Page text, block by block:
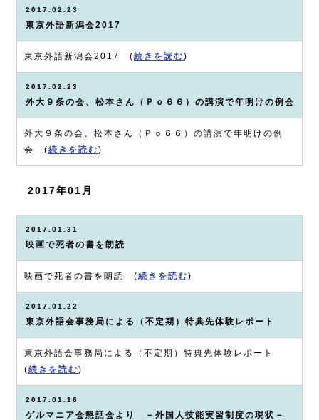
2017.02.23
東京外語新潟会2017
東京外語新潟会2017 ( 続きを読む )
2017.02.23
外大９条の会、松本さん（Ｐｏ６６）の講演で年明けの例会
外大９条の会、松本さん（Ｐｏ６６）の講演で年明けの例
会 ( 続きを読む )
2017年01月
2017.01.31
映画で死者の書を朗読
映画で死者の書を朗読 ( 続きを読む )
2017.01.22
東京外語会事務局による（不定期）特典先体験レポート
東京外語会事務局による（不定期）特典先体験レポート
( 続きを読む )
2017.01.16
ゲルマニア会懇話会より －外国人技能実習制度の現状－